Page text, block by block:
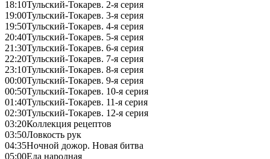
18:10Тульский-Токарев. 2-я серия
19:00Тульский-Токарев. 3-я серия
19:50Тульский-Токарев. 4-я серия
20:40Тульский-Токарев. 5-я серия
21:30Тульский-Токарев. 6-я серия
22:20Тульский-Токарев. 7-я серия
23:10Тульский-Токарев. 8-я серия
00:00Тульский-Токарев. 9-я серия
00:50Тульский-Токарев. 10-я серия
01:40Тульский-Токарев. 11-я серия
02:30Тульский-Токарев. 12-я серия
03:20Коллекция рецептов
03:50Ловкость рук
04:35Ночной дожор. Новая битва
05:00Еда народная